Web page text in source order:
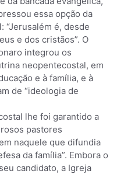
essa opção da
“Jerusalém é, desde
e dos cristãos”. O
integrou os
neopentecostal, em
e à família, e à
de “ideologia de
lhe foi garantido a
pastores
naquele que difundia
da família”. Embora o
candidato, a Igreja